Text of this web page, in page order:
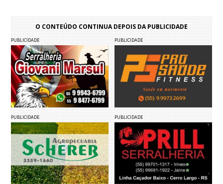
O CONTEÚDO CONTINUA DEPOIS DA PUBLICIDADE
PUBLICIDADE PUBLICIDADE
PUBLICIDADE PUBLICIDADE